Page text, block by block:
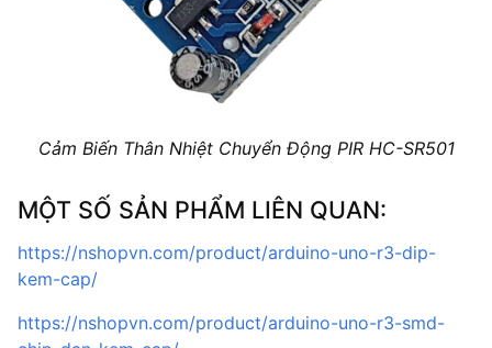
Cảm Biến Thân Nhiệt Chuyển Động PIR HC-SR501
MỘT SỐ SẢN PHẨM LIÊN QUAN:
https://nshopvn.com/product/arduino-uno-r3-dip-
kem-cap/
https://nshopvn.com/product/arduino-uno-r3-smd-